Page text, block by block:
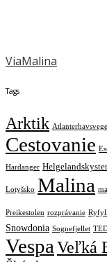
ViaMalina
Tags
Arktik
Cestovanie
Hardanger
Lotyšsko Malina
Preikestolen rozprávanie
Snowdonia Sognefjellet
Vespa Veľká